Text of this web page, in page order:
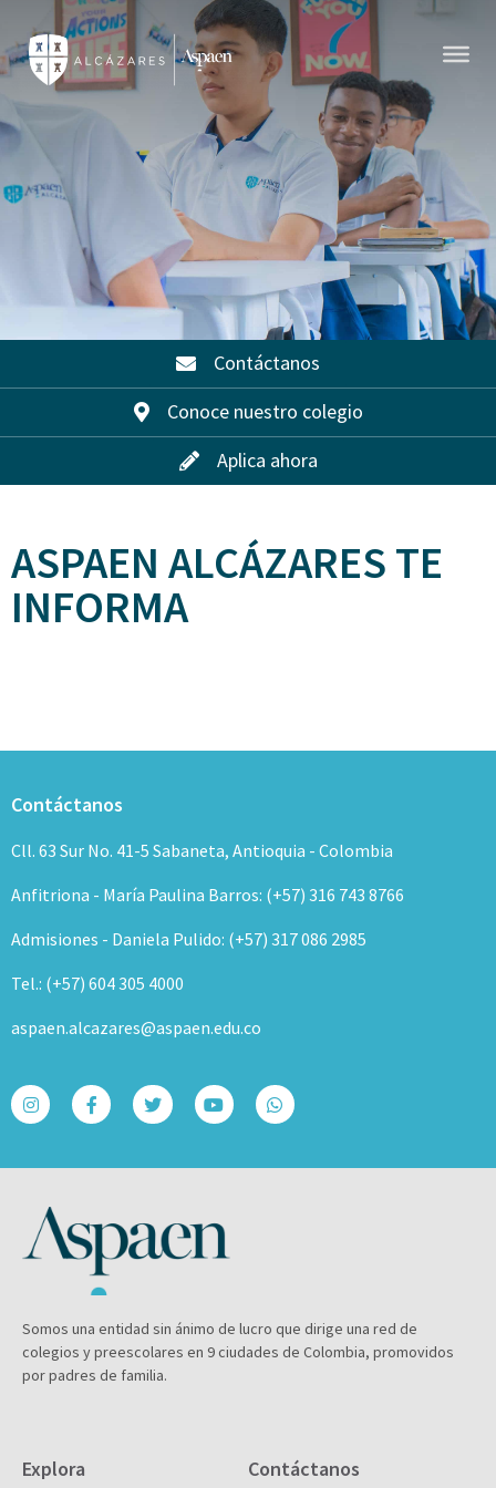
Contáctanos
Conoce nuestro colegio
Aplica ahora
ASPAEN ALCÁZARES TE
INFORMA
Contáctanos
Cll. 63 Sur No. 41-5 Sabaneta, Antioquia - Colombia
Anfitriona - María Paulina Barros: (+57) 316 743 8766
Admisiones - Daniela Pulido: (+57) 317 086 2985
Tel.: (+57) 604 305 4000
aspaen.alcazares@aspaen.edu.co
Somos una entidad sin ánimo de lucro que dirige una red de
colegios y preescolares en 9 ciudades de Colombia, promovidos
por padres de familia.
Explora Contáctanos